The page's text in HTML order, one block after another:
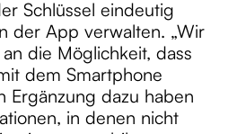
Schlüssel eindeutig
der App verwalten. „Wir
die Möglichkeit, dass
dem Smartphone
Ergänzung dazu haben
in denen nicht